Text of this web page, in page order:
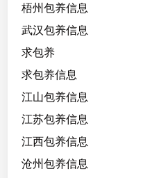
梧州包养信息
武汉包养信息
求包养
求包养信息
江山包养信息
江苏包养信息
江西包养信息
沧州包养信息